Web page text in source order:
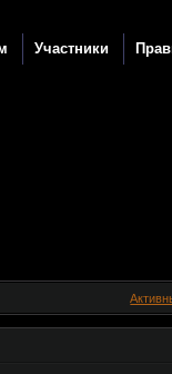
Участники